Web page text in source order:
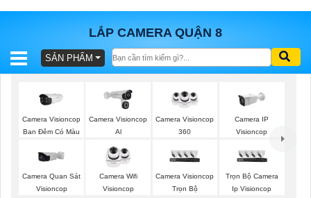
LẮP CAMERA QUẬN 8
BÁO
TRỌN
GÓI
SẢN
SẢN PHẨM
Camera Visioncop
Ban Đêm Có Màu
Camera Visioncop
Al
Camera Visioncop
360
Camera IP
Visioncop
Camera Quan Sát
Visioncop
Camera Wifi
Visioncop
Camera Visioncop
Trọn Bộ
Trọn Bộ Camera
Ip Visioncop